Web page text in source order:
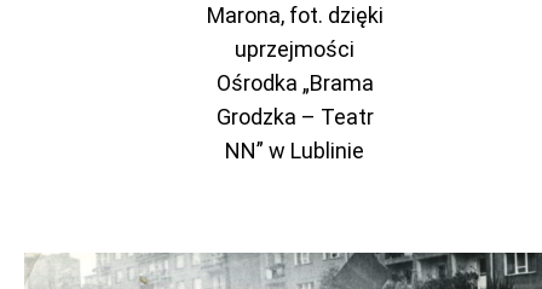
Marona, fot. dzięki
uprzejmości
Ośrodka „Brama
Grodzka – Teatr
NN” w Lublinie